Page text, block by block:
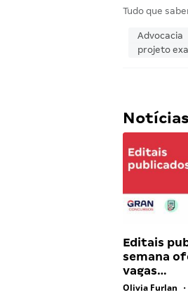
Tudo que
Advocacia
projeto
Editais
semana
vagas…
Olivia Furlan •